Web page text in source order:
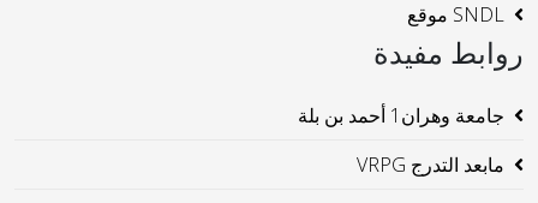
SNDL موقع
روابط مفيدة
جامعة وهران1 أحمد بن بلة
مابعد التدرج VRPG